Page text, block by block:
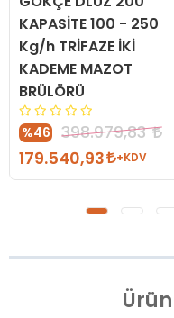
KAPASİTE 100 - 250
Kg/h TRİFAZE İKİ
KADEME MAZOT
BRÜLÖRÜ
%46
398.979,83
179.540,93
+KDV
Ürün